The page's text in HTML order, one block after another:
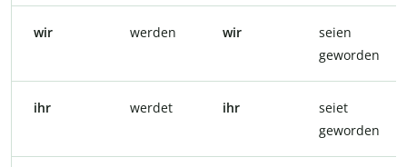
wir werden wir
seien
geworden
ihr werdet ihr
seiet
geworden